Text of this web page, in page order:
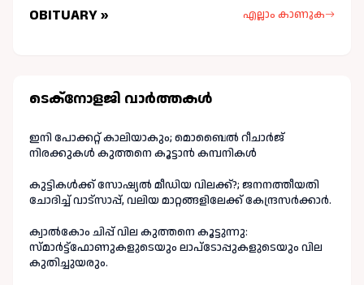
OBITUARY » എല്ലാം കാണുക
ടെക്നോളജി വാർത്തകള്‍
ഇനി പോക്കറ്റ് കാലിയാകും; മൊബൈൽ റീചാർജ്
നിരക്കുകൾ കുത്തനെ കൂട്ടാൻ കമ്പനികൾ
കുട്ടികൾക്ക് സോഷ്യൽ മീഡിയ വിലക്ക്?; ജനനത്തീയതി
ചോദിച്ച് വാട്‌സാപ്പ്, വലിയ മാറ്റങ്ങളിലേക്ക് കേന്ദ്രസർക്കാർ.
ക്വാൽകോം ചിപ്പ് വില കുത്തനെ കൂട്ടുന്നു:
സ്മാർട്ട്ഫോണുകളുടെയും ലാപ്ടോപ്പുകളുടെയും വില
കുതിച്ചുയരും.